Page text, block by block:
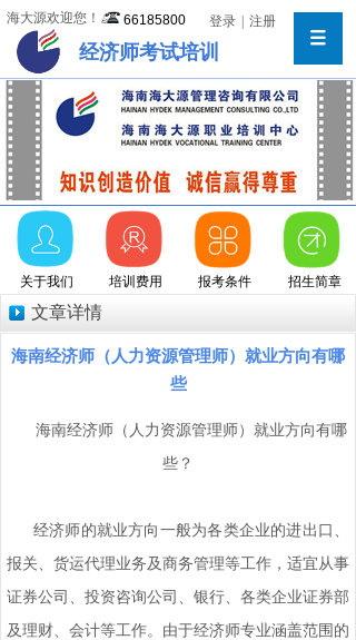
海大源欢迎您！ 66185800 登录 注册
经济师考试培训
关于我们 报考条件 招生简章
培训费用
文章详情
海南经济师（人力资源管理师）就业方向有哪
些
海南经济师（人力资源管理师）就业方向有哪
些？
经济师的就业方向一般为各类企业的进出口、
报关、货运代理业务及商务管理等工作，适宜从事
证券公司、投资咨询公司、银行、各类企业证券部
及理财、会计等工作。由于经济师专业涵盖范围的